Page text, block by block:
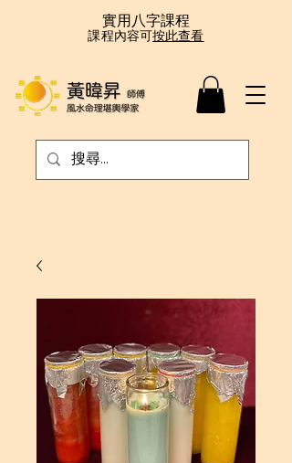
實用八字課程
課程內容可按此查看